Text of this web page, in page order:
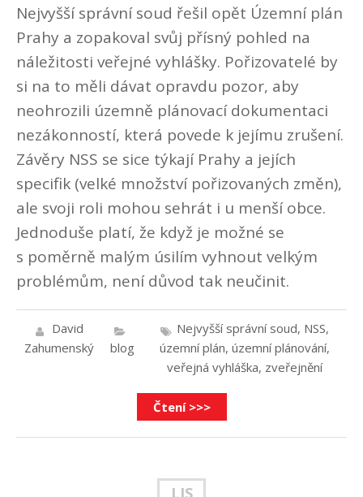
Nejvyšší správní soud řešil opět Územní plán
Prahy a zopakoval svůj přísný pohled na
náležitosti veřejné vyhlášky. Pořizovatelé by
si na to měli dávat opravdu pozor, aby
neohrozili územně plánovací dokumentaci
nezákonností, která povede k jejímu zrušení.
Závěry NSS se sice týkají Prahy a jejích
specifik (velké množství pořizovaných změn),
ale svoji roli mohou sehrát i u menší obce.
Jednoduše platí, že když je možné se
s poměrně malým úsilím vyhnout velkým
problémům, není důvod tak neučinit.
David
Zahumenský
blog
Nejvyšší správní soud, NSS,
územní plán, územní plánování,
veřejná vyhláška, zveřejnění
Čtení >>>
LIS